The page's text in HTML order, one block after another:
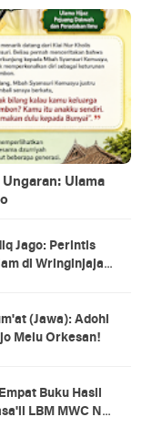
Ulama
Jago: Perintis
di Wringinjajar,
(Jawa): Adohi
Melu Orkesan!
Buku Hasil
LBM MWC NU